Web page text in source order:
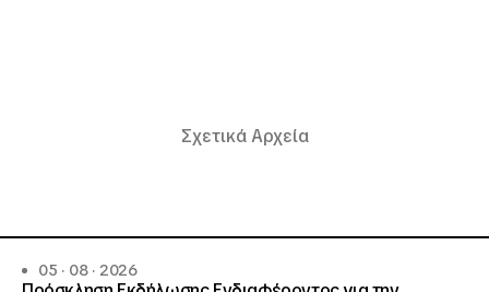
Σχετικά Αρχεία
05 · 08 · 2026